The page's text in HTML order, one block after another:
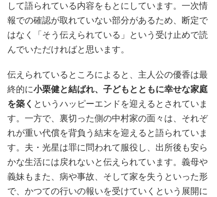
して語られている内容をもとにしています。一次情
報での確認が取れていない部分があるため、断定で
はなく「そう伝えられている」という受け止めで読
んでいただければと思います。
伝えられているところによると、主人公の優香は最
終的に小栗健と結ばれ、子どもとともに幸せな家庭
を築く というハッピーエンドを迎えるとされていま
す。一方で、裏切った側の中村家の面々は、それぞ
れが重い代償を背負う結末を迎えると語られていま
す。夫・光星は罪に問われて服役し、出所後も安ら
かな生活には戻れないと伝えられています。義母や
義妹もまた、病や事故、そして家を失うといった形
で、かつての行いの報いを受けていくという展開に